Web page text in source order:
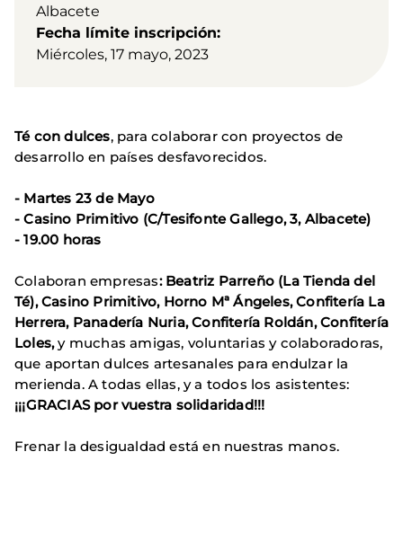
Albacete
Fecha límite inscripción
Miércoles, 17 mayo, 2023
Té con dulces, para colaborar con proyectos de
desarrollo en países desfavorecidos.
- Martes 23 de Mayo
- Casino Primitivo (C/Tesifonte Gallego, 3, Albacete)
- 19.00 horas
Colaboran empresas: Beatriz Parreño (La Tienda del
Té), Casino Primitivo, Horno Mª Ángeles, Confitería La
Herrera, Panadería Nuria, Confitería Roldán, Confitería
Loles,y muchas amigas, voluntarias y colaboradoras,
que aportan dulces artesanales para endulzar la
merienda. A todas ellas, y a todos los asistentes:
¡¡¡GRACIAS por vuestra solidaridad!!!
Frenar la desigualdad está en nuestras manos.